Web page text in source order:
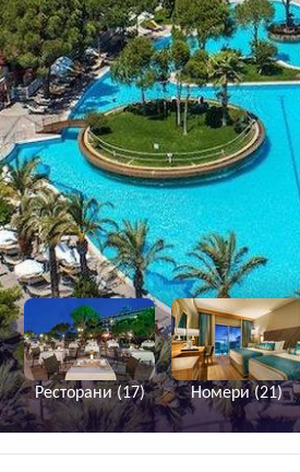
Ресторани (17) Номери (21)